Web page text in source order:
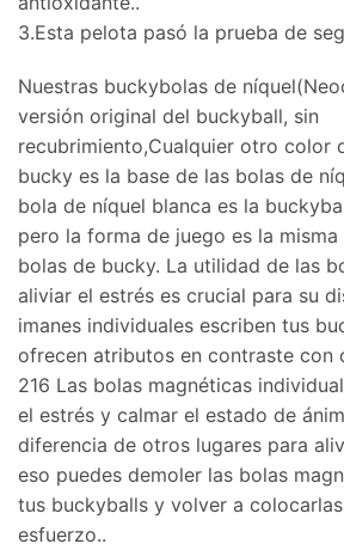
3.Esta pelota pasó la prueba de
Nuestras buckybolas de
versión original del buckyball, sin
recubrimiento,Cualquier otro color
bucky es la base de las bolas de
bola de níquel blanca es la
pero la forma de juego es la
bolas de bucky. La utilidad de las
aliviar el estrés es crucial para su
imanes individuales escriben tus
ofrecen atributos en contraste con
216 Las bolas magnéticas
el estrés y calmar el estado de
diferencia de otros lugares para
eso puedes demoler las bolas
tus buckyballs y volver a
esfuerzo..